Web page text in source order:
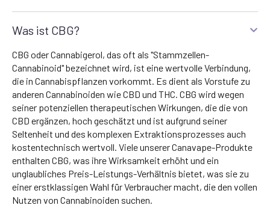
Was ist CBG?
CBG oder Cannabigerol, das oft als "Stammzellen-
Cannabinoid" bezeichnet wird, ist eine wertvolle Verbindung,
die in Cannabispflanzen vorkommt. Es dient als Vorstufe zu
anderen Cannabinoiden wie CBD und THC. CBG wird wegen
seiner potenziellen therapeutischen Wirkungen, die die von
CBD ergänzen, hoch geschätzt und ist aufgrund seiner
Seltenheit und des komplexen Extraktionsprozesses auch
kostentechnisch wertvoll. Viele unserer Canavape-Produkte
enthalten CBG, was ihre Wirksamkeit erhöht und ein
unglaubliches Preis-Leistungs-Verhältnis bietet, was sie zu
einer erstklassigen Wahl für Verbraucher macht, die den vollen
Nutzen von Cannabinoiden suchen.